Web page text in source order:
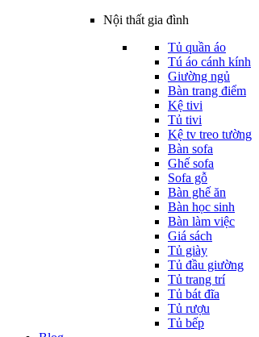
Nội thất gia đình
Tủ quần áo
Tú áo cánh kính
Giường ngủ
Bàn trang điểm
Kệ tivi
Tủ tivi
Kệ tv treo tường
Bàn sofa
Ghế sofa
Sofa gỗ
Bàn ghế ăn
Bàn học sinh
Bàn làm việc
Giá sách
Tủ giày
Tủ đầu giường
Tủ trang trí
Tủ bát đĩa
Tủ rượu
Tủ bếp